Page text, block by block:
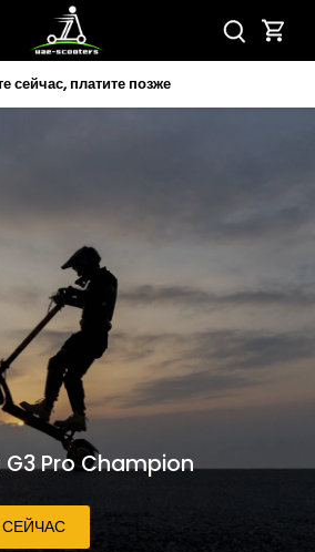
сейчас, платите позже
G3 Pro Champion